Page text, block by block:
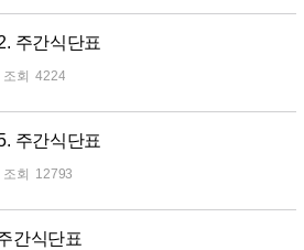
주간식단표
4224
주간식단표
12793
간식단표